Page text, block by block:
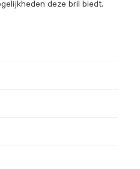
deze bril biedt.